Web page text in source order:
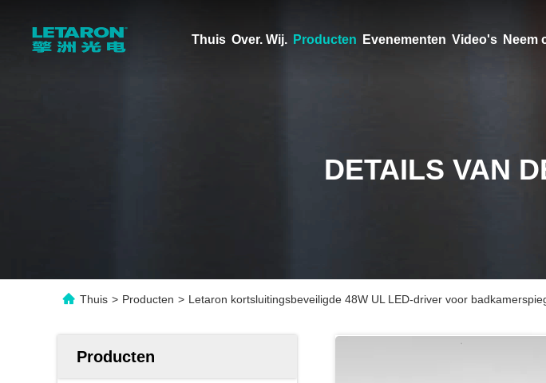
Thuis Over. Wij. Producten Evenementen Video's Neem
DETAILS VAN
Thuis > Producten > Letaron kortsluitingsbeveiligde 48W UL LED-driver voor
Producten